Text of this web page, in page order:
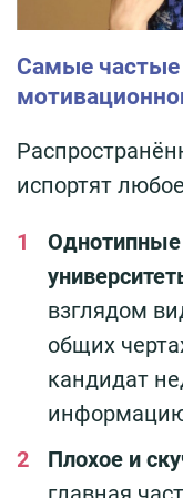
Самые частые
испортят
Однотипные
взглядом
общих
кандидат
Плохое и